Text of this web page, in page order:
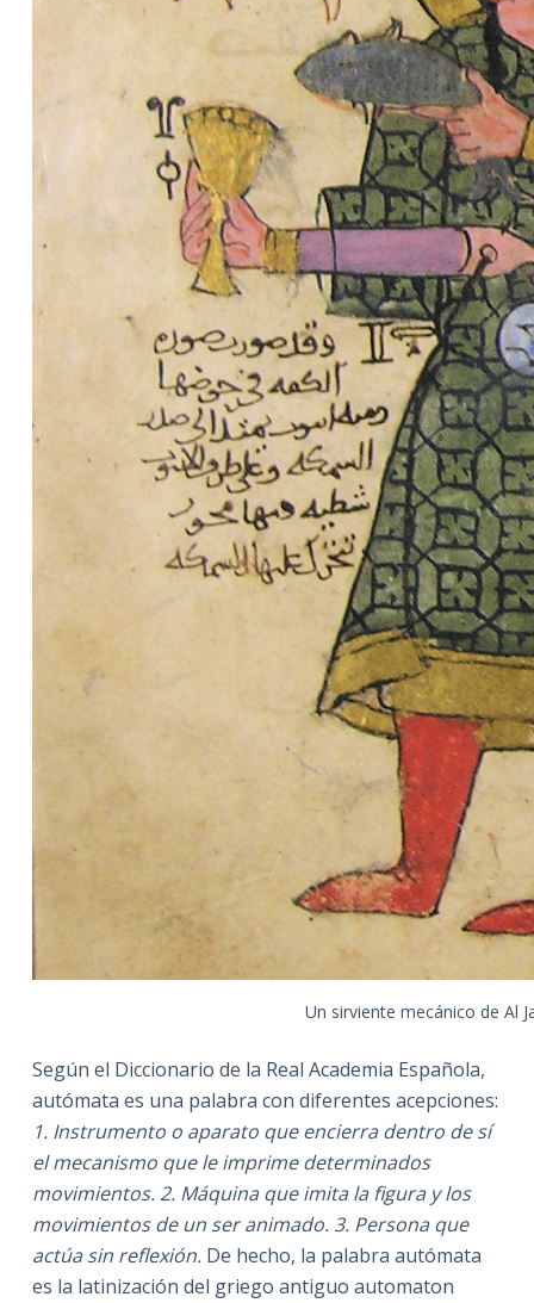
Un sirviente mecánico de Al
Según el Diccionario de la Real Academia Española,
autómata es una palabra con diferentes acepciones:
1. Instrumento o aparato que encierra dentro de sí
el mecanismo que le imprime determinados
movimientos. 2. Máquina que imita la figura y los
movimientos de un ser animado. 3. Persona que
actúa sin reflexión.De hecho, la palabra autómata
es la latinización del griego antiguo automaton